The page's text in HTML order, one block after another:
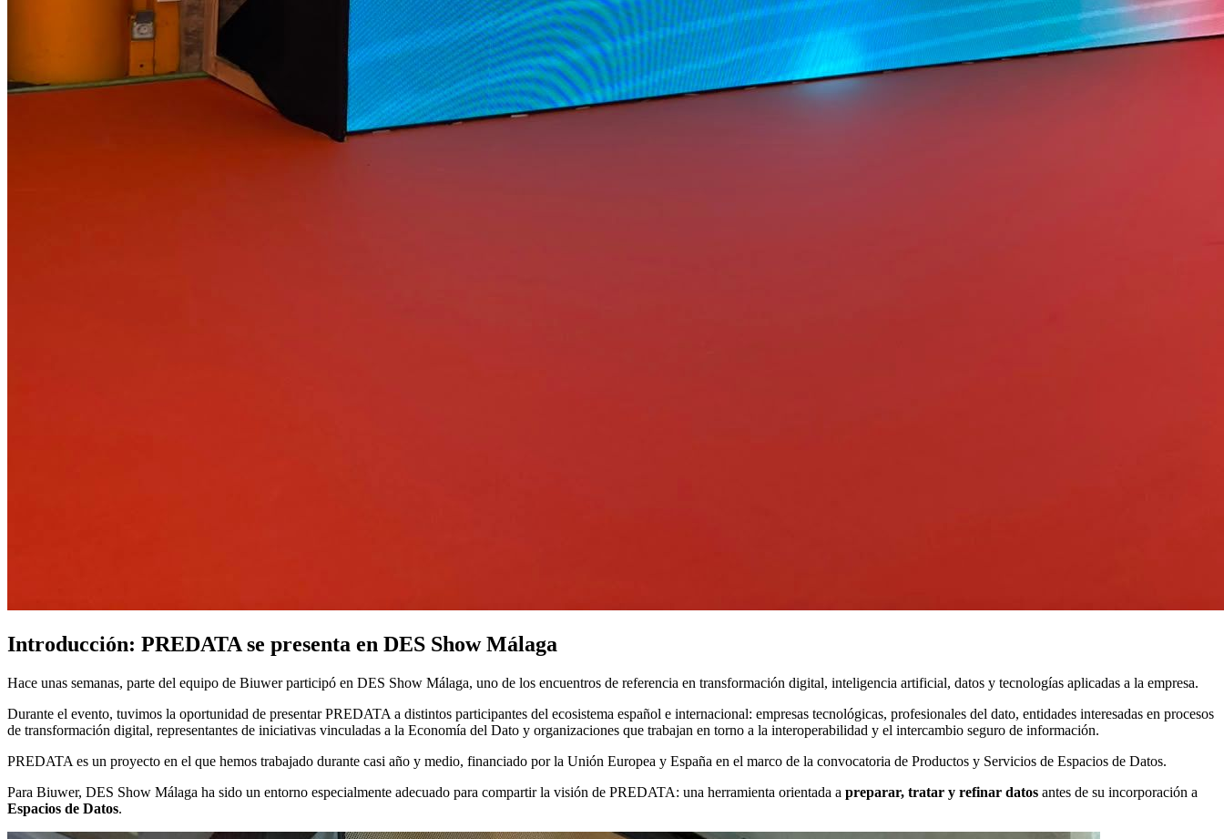
Introducción: PREDATA se presenta en DES Show Málaga
Hace unas semanas, parte del equipo de Biuwer participó en DES Show Málaga, uno de los encuentros de referencia en transformación digital, inteligencia artificial, datos y tecnologías aplicadas a la empresa.
Durante el evento, tuvimos la oportunidad de presentar PREDATA a distintos participantes del ecosistema español e internacional: empresas tecnológicas, profesionales del dato, entidades interesadas en procesos
de transformación digital, representantes de iniciativas vinculadas a la Economía del Dato y organizaciones que trabajan en torno a la interoperabilidad y el intercambio seguro de información.
PREDATA es un proyecto en el que hemos trabajado durante casi año y medio, financiado por la Unión Europea y España en el marco de la convocatoria de Productos y Servicios de Espacios de Datos.
Para Biuwer, DES Show Málaga ha sido un entorno especialmente adecuado para compartir la visión de PREDATA: una herramienta orientada a preparar, tratar y refinar datos antes de su incorporación a
Espacios de Datos.